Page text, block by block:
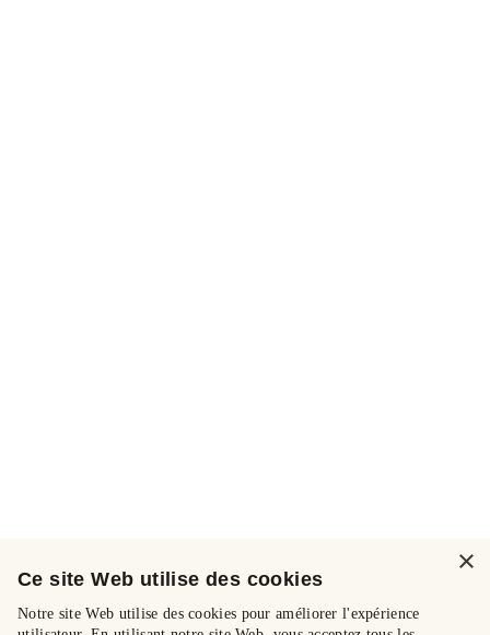
×
Ce site Web utilise des cookies
Notre site Web utilise des cookies pour améliorer l'expérience